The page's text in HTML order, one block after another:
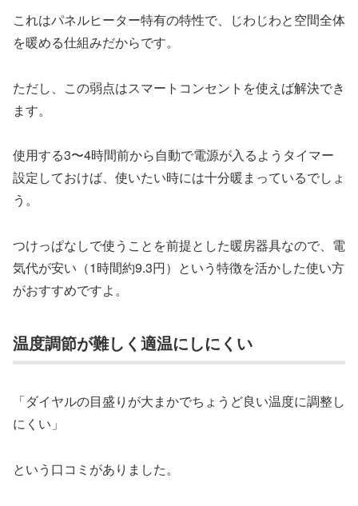
これはパネルヒーター特有の特性で、じわじわと空間全体
を暖める仕組みだからです。
ただし、この弱点はスマートコンセントを使えば解決でき
ます。
使用する3〜4時間前から自動で電源が入るようタイマー
設定しておけば、使いたい時には十分暖まっているでしょ
う。
つけっぱなしで使うことを前提とした暖房器具なので、電
気代が安い（1時間約9.3円）という特徴を活かした使い方
がおすすめですよ。
温度調節が難しく適温にしにくい
「ダイヤルの目盛りが大まかでちょうど良い温度に調整し
にくい」
という口コミがありました。